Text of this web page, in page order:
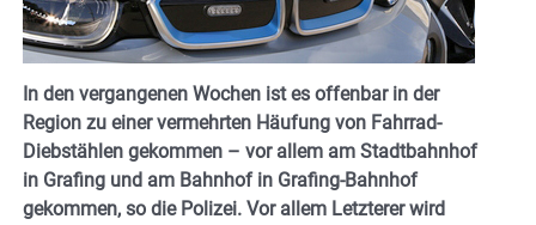
In den vergangenen Wochen ist es offenbar in der
Region zu einer vermehrten Häufung von Fahrrad-
Diebstählen gekommen – vor allem am Stadtbahnhof
in Grafing und am Bahnhof in Grafing-Bahnhof
gekommen, so die Polizei. Vor allem Letzterer wird